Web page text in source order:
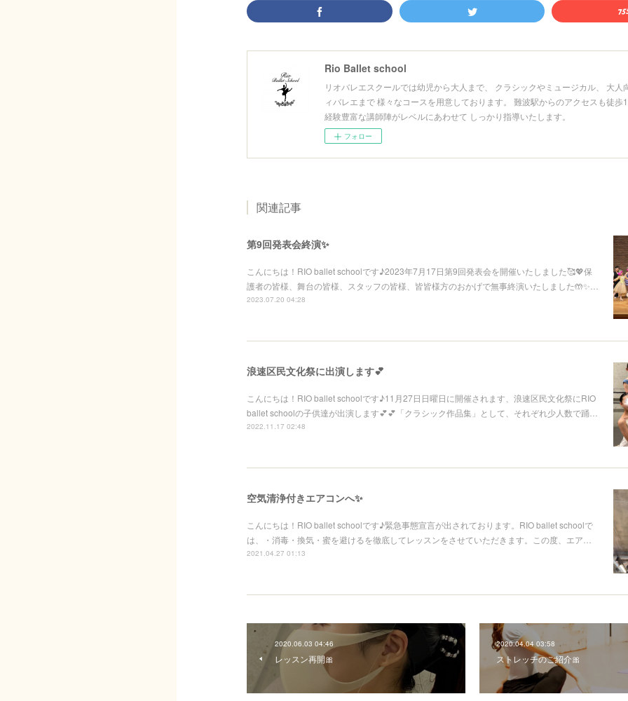
Rio Ballet school
リオバレエスクールでは幼児から大人まで、 クラシックやミュージカル、 大人
ィバレエまで 様々なコースを用意しております。 難波駅からのアクセスも徒歩
経験豊富な講師陣がレベルにあわせて しっかり指導いたします。
フォロー
関連記事
第9回発表会終演✨
こんにちは！RIO ballet schoolです♪2023年7月17日第9回発表会を開催いたしました🥰💖保
護者の皆様、舞台の皆様、スタッフの皆様、皆皆様方のおかげで無事終演いたしました🤲✨…
2023.07.20 04:28
浪速区民文化祭に出演します💕
こんにちは！RIO ballet schoolです♪11月27日日曜日に開催されます、浪速区民文化祭にRIO
ballet schoolの子供達が出演します💕💕「クラシック作品集」として、それぞれ少人数で踊…
2022.11.17 02:48
空気清浄付きエアコンへ✨
こんにちは！RIO ballet schoolです♪緊急事態宣言が出されております。RIO ballet schoolで
は、・消毒・換気・蜜を避けるを徹底してレッスンをさせていただきます。この度、エア…
2021.04.27 01:13
2020.06.03 04:46
レッスン再開🎀
2020.04.04 03:58
ストレッチのご紹介🎀